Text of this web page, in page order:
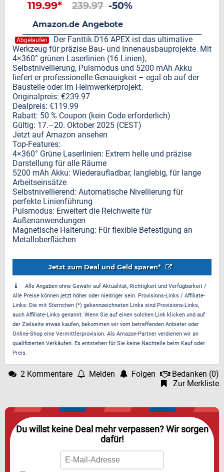
119.99* 239.97 -50%
Amazon.de Angebote
Abgelaufen
Der Fanttik D16 APEX ist das ultimative
Werkzeug für präzise Bau- und Innenausbauprojekte. Mit
4×360° grünen Laserlinien (16 Linien),
Selbstnivellierung, Pulsmodus und 5200 mAh Akku
liefert er professionelle Genauigkeit – egal ob auf der
Baustelle oder im Heimwerkerprojekt.
Originalpreis: €239.97
Dealpreis: €119.99
Rabatt: 50 % Coupon (kein Code erforderlich)
Gültig: 17.–20. Oktober 2025 (CEST)
Jetzt auf Amazon ansehen
Top-Features:
4×360° Grüne Laserlinien: Extrem helle und präzise
Darstellung für alle Räume
5200 mAh Akku: Wiederaufladbar, langlebig, für lange
Arbeitseinsätze
Selbstnivellierend: Automatische Nivellierung für
perfekte Linienführung
Pulsmodus: Erweitert die Reichweite für
Außenanwendungen
Magnetische Halterung: Für flexible Befestigung an
Metalloberflächen
Jetzt zum Deal und Geld sparen*
Alle Angaben ohne Gewähr auf Aktualität, Richtigkeit und Verfügbarkeit /
Alle Preise können jetzt höher oder niedriger sein. Provisions-Links / Affiliate-
Links: Die mit Sternchen (*) gekennzeichneten Links sind Provisions-Links,
auch Affiliate-Links genannt. Wenn Sie auf einen solchen Link klicken und auf
der Zielseite etwas kaufen, bekommen wir vom betreffenden Anbieter oder
Online-Shop eine Vermittlerprovision. Als Amazon-Partner verdienen wir an
qualifizierten Verkäufen. Es entstehen für Sie keine Nachteile beim Kauf oder
Preis.
2 Kommentare Melden Folgen Bedanken (0)
Zur Merkliste
Du willst keine Deal mehr verpassen? Wir sorgen
dafür!